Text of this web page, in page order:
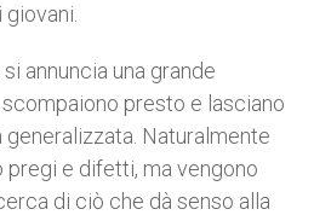
annuncia una grande
presto e lasciano
generalizzata. Naturalmente
pregi e difetti, ma vengono
di ciò che dà senso alla